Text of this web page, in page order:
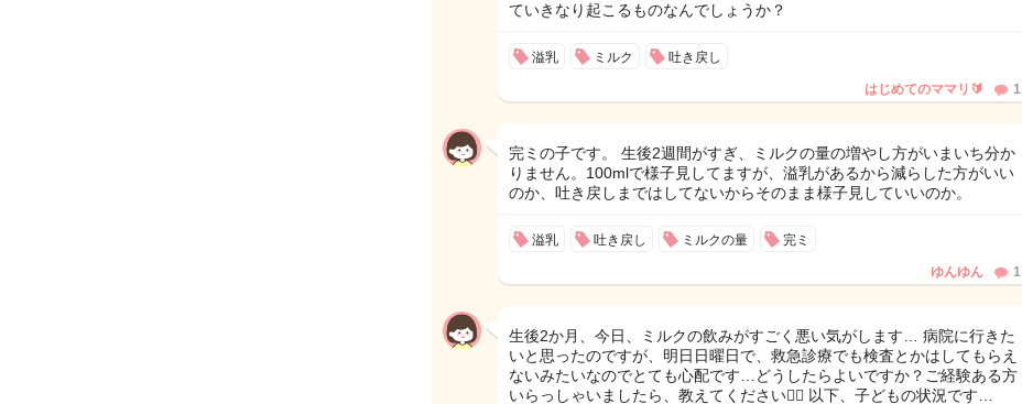
ていきなり起こるものなんでしょうか？
溢乳 ミルク 吐き戻し
はじめてのママリ🔰 1
完ミの子です。 生後2週間がすぎ、ミルクの量の増やし方がいまいち分か
りません。100mlで様子見してますが、溢乳があるから減らした方がいい
のか、吐き戻しまではしてないからそのまま様子見していいのか。
溢乳 吐き戻し ミルクの量 完ミ
ゆんゆん 1
生後2か月、今日、ミルクの飲みがすごく悪い気がします… 病院に行きた
いと思ったのですが、明日日曜日で、救急診療でも検査とかはしてもらえ
ないみたいなのでとても心配です…どうしたらよいですか？ご経験ある方
いらっしゃいましたら、教えてください🙇‍♀️ 以下、子どもの状況です…